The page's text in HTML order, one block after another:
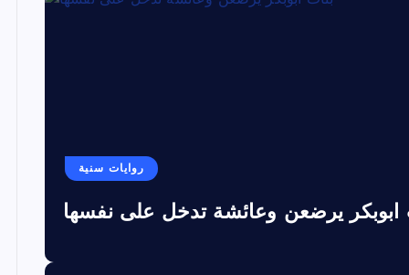
روايات سنية
ابوبكر يرضعن وعائشة تدخل على نفسها